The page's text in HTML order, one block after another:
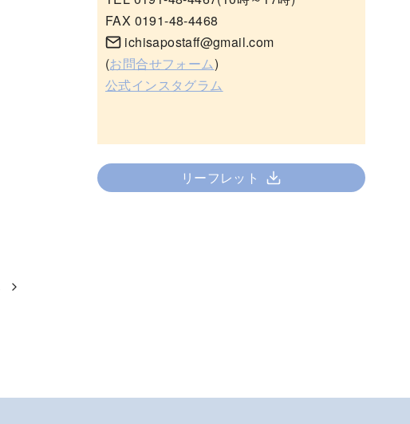
FAX 0191-48-4468
ichisapostaff@gmail.com
(お問合せフォーム)
公式インスタグラム
リーフレット